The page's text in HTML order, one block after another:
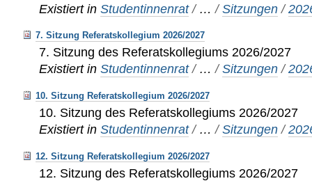
Existiert in Studentinnenrat / …/Sitzungen /
7. Sitzung Referatskollegium 2026/2027
7. Sitzung des Referatskollegiums 2026/2027
Existiert in Studentinnenrat / …/Sitzungen /
10. Sitzung Referatskollegium 2026/2027
10. Sitzung des Referatskollegiums 2026/2027
Existiert in Studentinnenrat / …/Sitzungen /
12. Sitzung Referatskollegium 2026/2027
12. Sitzung des Referatskollegiums 2026/2027